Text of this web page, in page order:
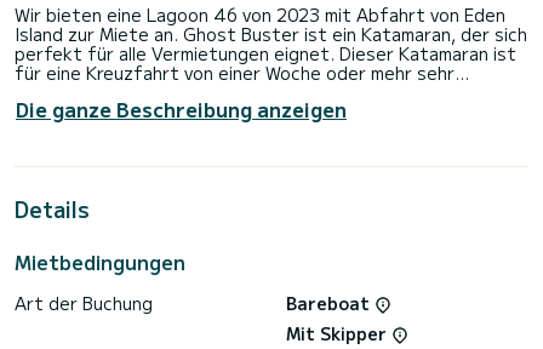
Wir bieten eine Lagoon 46 von 2023 mit Abfahrt von Eden
Island zur Miete an. Ghost Buster ist ein Katamaran, der sich
perfekt für alle Vermietungen eignet. Dieser Katamaran ist
für eine Kreuzfahrt von einer Woche oder mehr sehr
Sie werden eine außergewöhnliche Kreuzfahrt auf diesem 14
Kreuzfahrt bis zu 10 Passagiere unterbringen und die 4
Außenbordmotor, Lautsprecher, USB-Stecker, Deckdusche,
Wassermacher, Elektrische Winde, Außenkühlschrank.
Die ganze Beschreibung anzeigen
Details
Mietbedingungen
Art der Buchung
Bareboat
Mit Skipper